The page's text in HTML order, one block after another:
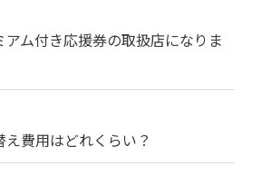
アム付き応援券の取扱店になりま
費用はどれくらい？